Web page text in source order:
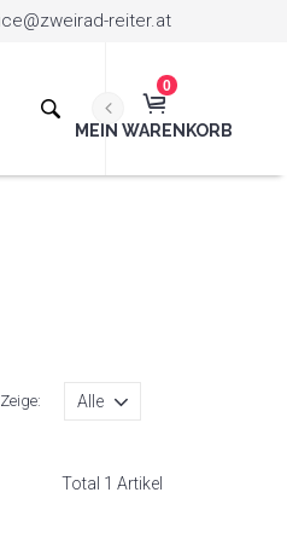
reiter.at
0
MEIN WARENKORB
Zeige:
Total 1 Artikel